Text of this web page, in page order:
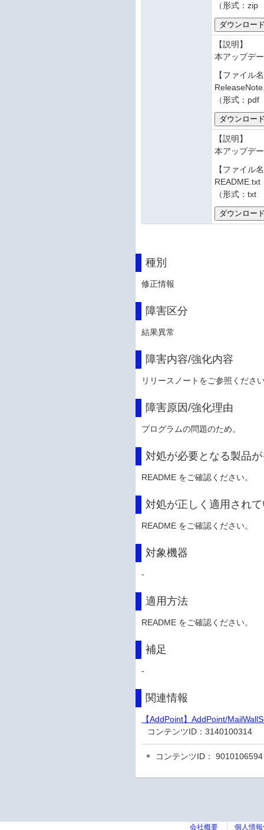
（形式：
【説明】
本アップデ
【ファイル
（形式：
【説明】
本アップデ
【ファイル
README.txt
（形式：txt
種別
修正情報
障害区分
結果異常
障害内容/強化内容
リリースノートをご参照くださ
障害原因/強化理由
プログラムの問題のため。
対処が必要となる製品
README をご確認ください。
対処が正しく適用され
README をご確認ください。
対象機器
-
適用方法
README をご確認ください。
補足
-
関連情報
【AddPoint】AddPoint/
コンテンツID：3140100314
コンテンツID： 9010106594
会社概要 個人情